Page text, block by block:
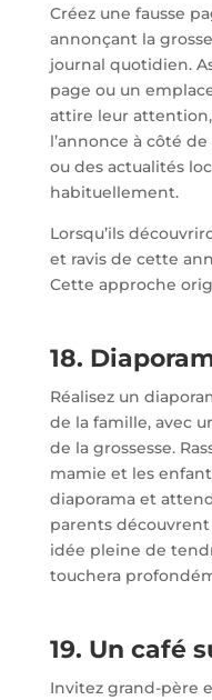
Créez une fausse
annonçant la
journal quotidien.
page ou un
attire leur
l’annonce à côté
ou des actualités
habituellement.
Lorsqu’ils
et ravis de cette
Cette approche
18.
Réalisez un
de la famille, avec
de la grossesse.
mamie et les
diaporama et
parents
idée pleine de
touchera
19. Un café
Invitez grand-père